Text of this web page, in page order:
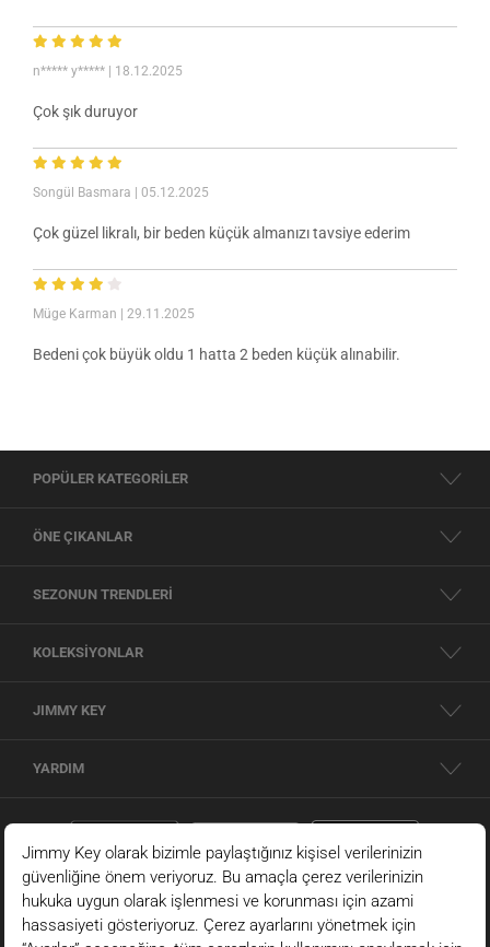
n***** y***** | 18.12.2025
Çok şık duruyor
Songül Basmara | 05.12.2025
Çok güzel likralı, bir beden küçük almanızı tavsiye ederim
Müge Karman | 29.11.2025
Bedeni çok büyük oldu 1 hatta 2 beden küçük alınabilir.
POPÜLER KATEGORİLER
ÖNE ÇIKANLAR
SEZONUN TRENDLERİ
KOLEKSİYONLAR
JIMMY KEY
YARDIM